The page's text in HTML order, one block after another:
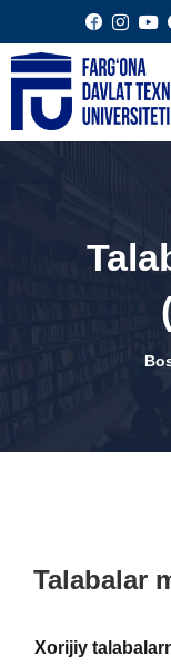
Talabalar
Xorijiy